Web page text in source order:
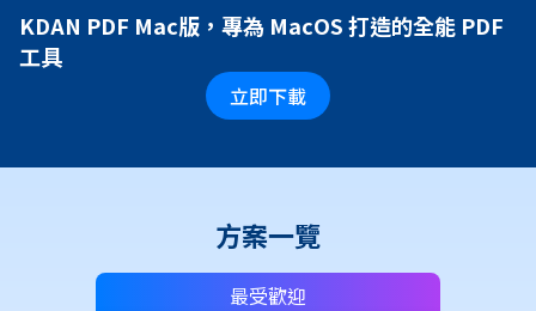
KDAN PDF Mac版，專為 MacOS 打造的全能 PDF
工具
立即下載
方案一覽
最受歡迎